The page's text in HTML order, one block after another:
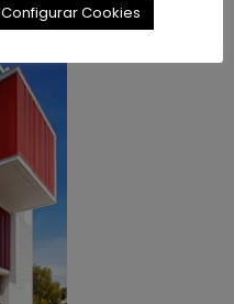
Configurar Cookies